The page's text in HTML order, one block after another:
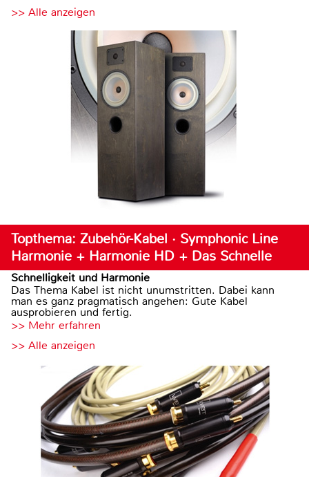
>> Alle anzeigen
Topthema: Zubehör-Kabel · Symphonic Line
Harmonie + Harmonie HD + Das Schnelle
Schnelligkeit und Harmonie
Das Thema Kabel ist nicht unumstritten. Dabei kann
man es ganz pragmatisch angehen: Gute Kabel
ausprobieren und fertig.
>> Mehr erfahren
>> Alle anzeigen